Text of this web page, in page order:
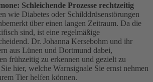
Schleichende Prozesse rechtzeitig
wie Diabetes oder Schilddrüsenstörungen
über einen langen Zeitraum. Da die
sind, ist eine regelmäßige
Dr. Johanna Kersebohm und ihr
aus Lünen und Dortmund dabei,
frühzeitig zu erkennen und gezielt zu
hier, welche Warnsignale Sie ernst nehmen
Tier helfen können.